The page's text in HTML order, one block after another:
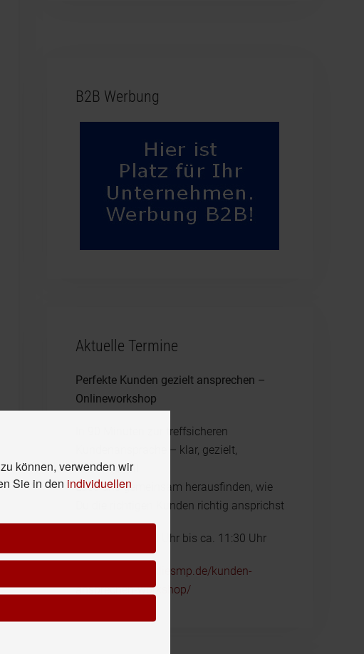
B2B Werbung
Aktuelle Termine
Perfekte Kunden gezielt ansprechen –
Onlineworkshop
In 90 Minuten zur treffsicheren
Kundenansprache – klar, gezielt,
wirkungsvoll
Lass uns gemeinsam herausfinden, wie
Du die richtigen Kunden richtig ansprichst
23.3.2025, 10:00 Uhr bis ca. 11:30 Uhr
https://www.reckliesmp.de/kunden-
ansprechen-workshop/
können, verwenden wir
Sie in den individuellen